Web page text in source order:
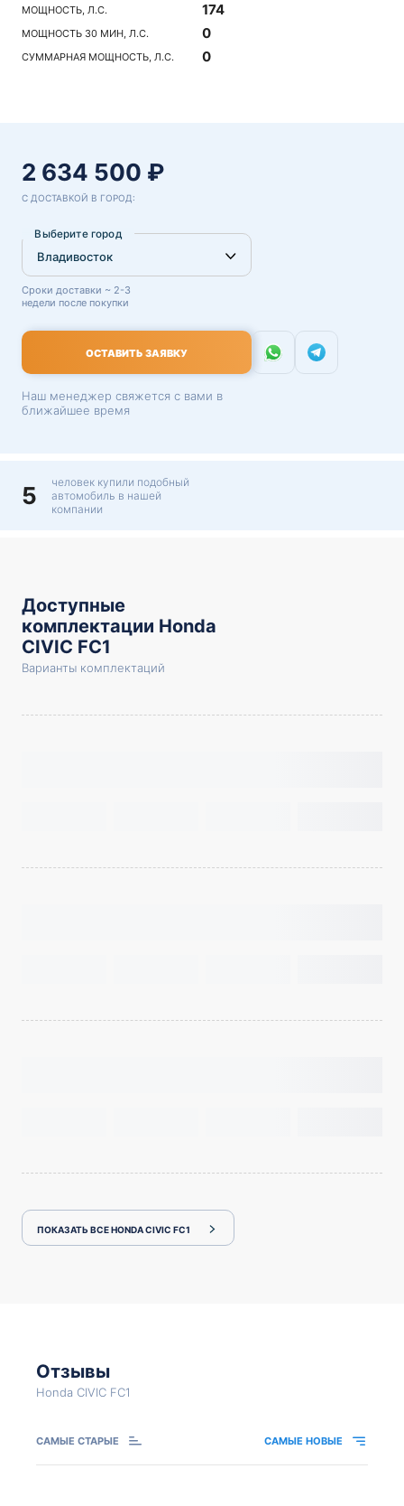
МОЩНОСТЬ, Л.С. 174
МОЩНОСТЬ 30 МИН, Л.С. 0
СУММАРНАЯ МОЩНОСТЬ, Л.С. 0
2 634 500 ₽
С ДОСТАВКОЙ В ГОРОД:
Выберите город
Сроки доставки ~ 2-3
недели после покупки
ОСТАВИТЬ ЗАЯВКУ
Наш менеджер свяжется с вами в
ближайшее время
5
человек купили подобный
автомобиль в нашей
компании
Доступные
комплектации Honda
CIVIC FC1
Варианты комплектаций
ПОКАЗАТЬ ВСЕ HONDA CIVIC FC1
Отзывы
Honda CIVIC FC1
САМЫЕ СТАРЫЕ САМЫЕ НОВЫЕ